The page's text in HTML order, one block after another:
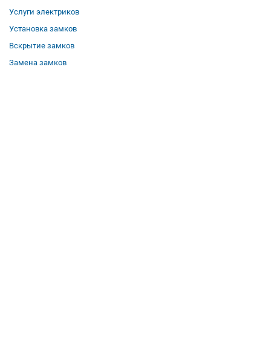
Услуги электриков
Установка замков
Вскрытие замков
Замена замков